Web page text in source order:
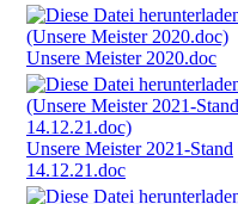
Unsere Meister 2020.doc
Unsere Meister 2021-Stand
14.12.21.doc